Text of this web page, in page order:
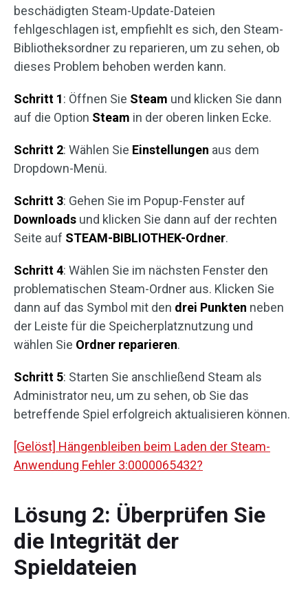
beschädigten Steam-Update-Dateien
fehlgeschlagen ist, empfiehlt es sich, den Steam-
Bibliotheksordner zu reparieren, um zu sehen, ob
dieses Problem behoben werden kann.
Schritt 1: Öffnen Sie Steam und klicken Sie dann
auf die Option Steam in der oberen linken Ecke.
Schritt 2: Wählen Sie Einstellungen aus dem
Dropdown-Menü.
Schritt 3: Gehen Sie im Popup-Fenster auf
Downloads und klicken Sie dann auf der rechten
Seite auf STEAM-BIBLIOTHEK-Ordner.
Schritt 4: Wählen Sie im nächsten Fenster den
problematischen Steam-Ordner aus. Klicken Sie
dann auf das Symbol mit den drei Punkten neben
der Leiste für die Speicherplatznutzung und
wählen Sie Ordner reparieren.
Schritt 5: Starten Sie anschließend Steam als
Administrator neu, um zu sehen, ob Sie das
betreffende Spiel erfolgreich aktualisieren können.
[Gelöst] Hängenbleiben beim Laden der Steam-
Anwendung Fehler 3:0000065432?
Lösung 2: Überprüfen Sie
die Integrität der
Spieldateien